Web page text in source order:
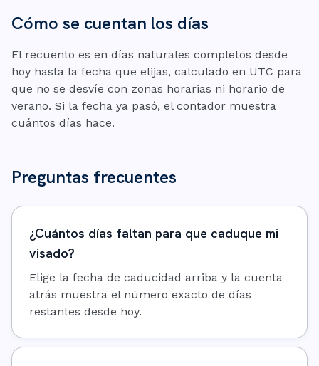
Cómo se cuentan los días
El recuento es en días naturales completos desde
hoy hasta la fecha que elijas, calculado en UTC para
que no se desvíe con zonas horarias ni horario de
verano. Si la fecha ya pasó, el contador muestra
cuántos días hace.
Preguntas frecuentes
¿Cuántos días faltan para que caduque mi
visado?
Elige la fecha de caducidad arriba y la cuenta
atrás muestra el número exacto de días
restantes desde hoy.